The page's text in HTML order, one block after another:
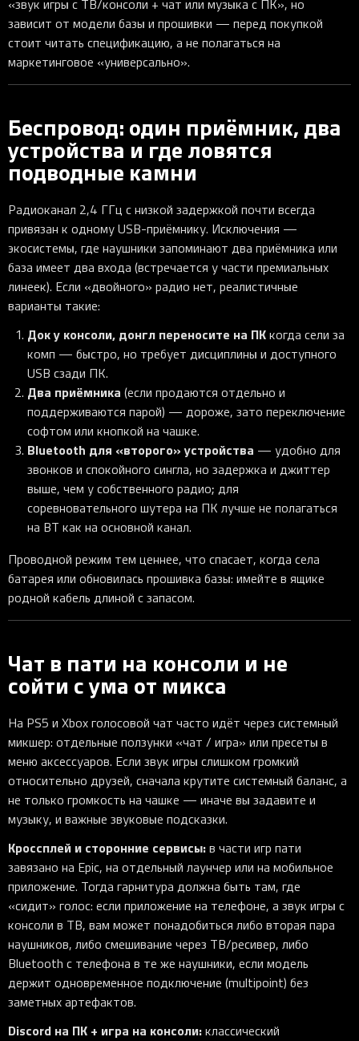
«звук игры с ТВ/консоли + чат или музыка с ПК», но
зависит от модели базы и прошивки — перед покупкой
стоит читать спецификацию, а не полагаться на
маркетинговое «универсально».
Беспровод: один приёмник, два
устройства и где ловятся
подводные камни
Радиоканал 2,4 ГГц с низкой задержкой почти всегда
привязан к одному USB-приёмнику. Исключения —
экосистемы, где наушники запоминают два приёмника или
база имеет два входа (встречается у части премиальных
линеек). Если «двойного» радио нет, реалистичные
варианты такие:
Док у консоли, донгл переносите на ПКкогда сели за
комп — быстро, но требует дисциплины и доступного
USB сзади ПК.
Два приёмника (если продаются отдельно и
поддерживаются парой) — дороже, зато переключение
софтом или кнопкой на чашке.
Bluetooth для «второго» устройства — удобно для
звонков и спокойного сингла, но задержка и джиттер
выше, чем у собственного радио; для
соревновательного шутера на ПК лучше не полагаться
на BT как на основной канал.
Проводной режим тем ценнее, что спасает, когда села
батарея или обновилась прошивка базы: имейте в ящике
родной кабель длиной с запасом.
Чат в пати на консоли и не
сойти с ума от микса
На PS5 и Xbox голосовой чат часто идёт через системный
микшер: отдельные ползунки «чат / игра» или пресеты в
меню аксессуаров. Если звук игры слишком громкий
относительно друзей, сначала крутите системный баланс, а
не только громкость на чашке — иначе вы задавите и
музыку, и важные звуковые подсказки.
Кроссплей и сторонние сервисы:в части игр пати
завязано на Epic, на отдельный лаунчер или на мобильное
приложение. Тогда гарнитура должна быть там, где
«сидит» голос: если приложение на телефоне, а звук игры с
консоли в ТВ, вам может понадобиться либо вторая пара
наушников, либо смешивание через ТВ/ресивер, либо
Bluetooth с телефона в те же наушники, если модель
держит одновременное подключение (multipoint) без
заметных артефактов.
Discord на ПК + игра на консоли:классический